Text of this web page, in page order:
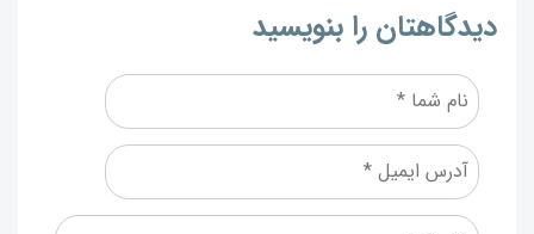
دیدگاهتان را بنویسید